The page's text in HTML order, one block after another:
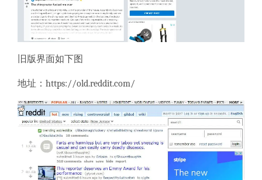
旧版界面如下图
地址： https://old.reddit.com/